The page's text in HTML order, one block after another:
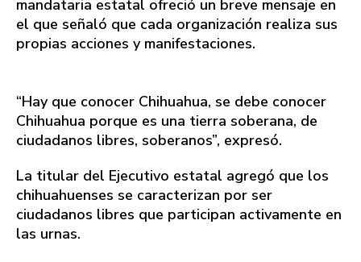
mandataria estatal ofreció un breve mensaje en
el que señaló que cada organización realiza sus
propias acciones y manifestaciones.
“Hay que conocer Chihuahua, se debe conocer
Chihuahua porque es una tierra soberana, de
ciudadanos libres, soberanos”, expresó.
La titular del Ejecutivo estatal agregó que los
chihuahuenses se caracterizan por ser
ciudadanos libres que participan activamente en
las urnas.